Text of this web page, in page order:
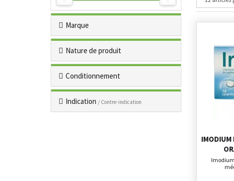
Marque
Nature de produit
Conditionnement
Indication / Contre-indication
IMODIUM